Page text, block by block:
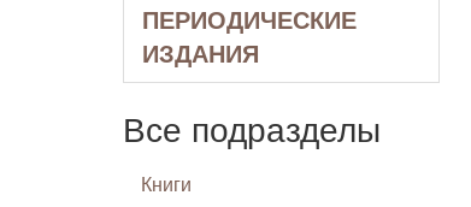
ПЕРИОДИЧЕСКИЕ
ИЗДАНИЯ
Все подразделы
Книги